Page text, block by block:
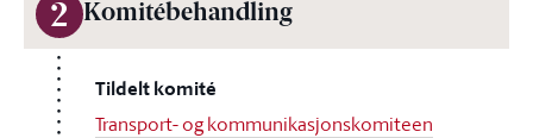
2 Komitébehandling
Tildelt komité
Transport- og kommunikasjonskomiteen